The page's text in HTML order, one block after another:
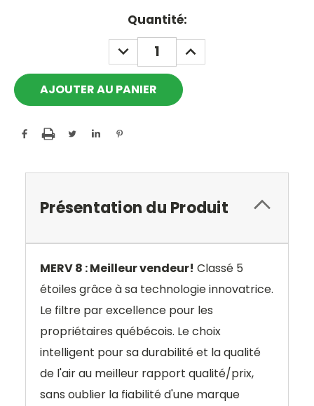
Quantité:
DECREASE
QUANTITY:
INCREASE
QUANTITY:
Présentation du Produit
MERV 8 : Meilleur vendeur! Classé 5
étoiles grâce à sa technologie innovatrice.
Le filtre par excellence pour les
propriétaires québécois. Le choix
intelligent pour sa durabilité et la qualité
de l'air au meilleur rapport qualité/prix,
sans oublier la fiabilité d'une marque